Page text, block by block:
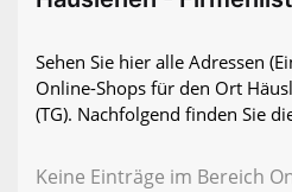
Sehen Sie hier alle Adressen
Online-Shops für den Ort
(TG). Nachfolgend finden Sie
Keine Einträge im Bereich